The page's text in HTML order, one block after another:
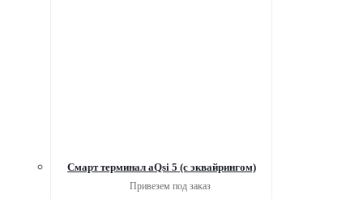
Смарт терминал aQsi 5 (с эквайрингом)
Привезем под заказ